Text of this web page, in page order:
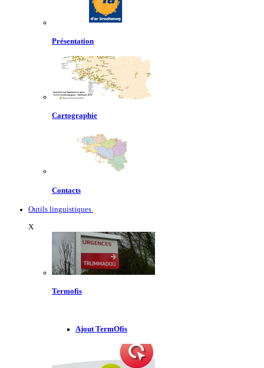
Présentation
Cartographie
Contacts
Outils linguistiques
X
Termofis
Ajout TermOfis